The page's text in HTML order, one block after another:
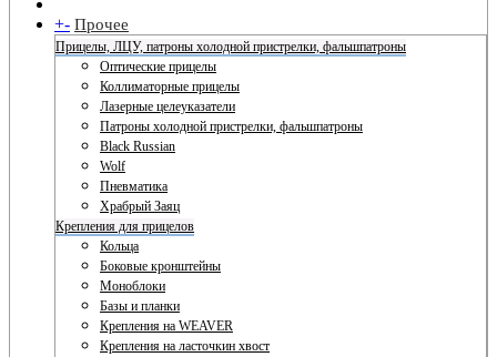
+- Прочее
Прицелы, ЛЦУ, патроны холодной пристрелки, фальшпатроны
Оптические прицелы
Коллиматорные прицелы
Лазерные целеуказатели
Патроны холодной пристрелки, фальшпатроны
Black Russian
Wolf
Пневматика
Храбрый Заяц
Крепления для прицелов
Кольца
Боковые кронштейны
Моноблоки
Базы и планки
Крепления на WEAVER
Крепления на ласточкин хвост